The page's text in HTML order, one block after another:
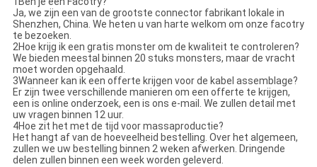
Ja, we zijn een van de grootste connector fabrikant lokale in
Shenzhen, China. We heten u van harte welkom om onze facotry
te bezoeken.
2Hoe krijg ik een gratis monster om de kwaliteit te controleren?
We bieden meestal binnen 20 stuks monsters, maar de vracht
moet worden opgehaald.
3Wanneer kan ik een offerte krijgen voor de kabel assemblage?
Er zijn twee verschillende manieren om een offerte te krijgen,
een is online onderzoek, een is ons e-mail. We zullen detail met
uw vragen binnen 12 uur.
4Hoe zit het met de tijd voor massaproductie?
Het hangt af van de hoeveelheid bestelling. Over het algemeen,
zullen we uw bestelling binnen 2 weken afwerken. Dringende
delen zullen binnen een week worden geleverd.